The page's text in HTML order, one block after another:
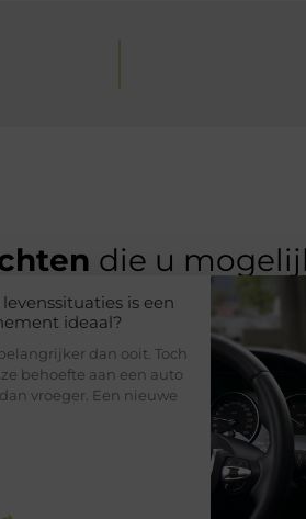
die u
is een
ideaal?
dan ooit. Toch
behoefte aan een auto
vroeger. Een nieuwe